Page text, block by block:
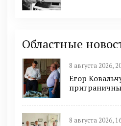
Областные
8 августа 2026,
Егор
8 августа 2026,